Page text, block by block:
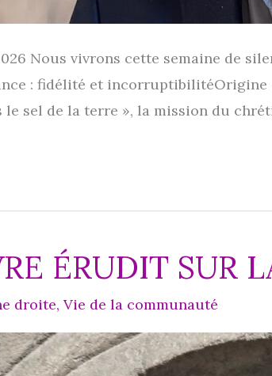
Nous vivrons cette semaine de
: fidé­li­té et incor­rup­ti­bi­li­téOrigine
le sel de la terre », la mis­sion du
ÉRUDIT SUR
droite, Vie de la communauté